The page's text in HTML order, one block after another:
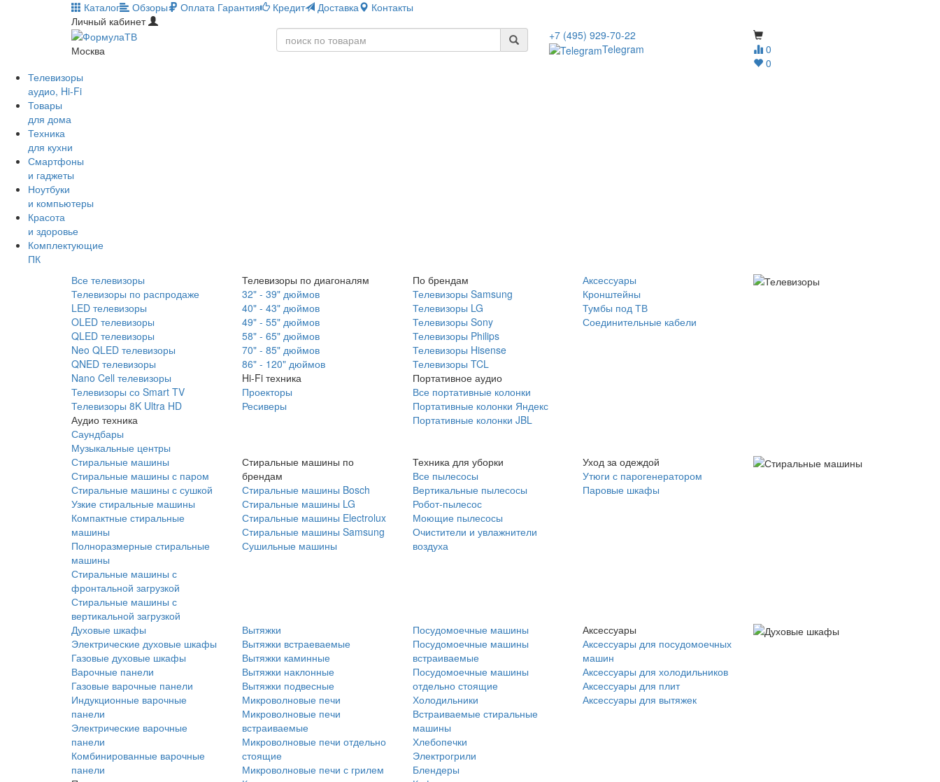
Каталог Обзоры Оплата Гарантия Кредит Доставка
Контакты
Личный кабинет
Москва
0
0
+7 (495) 929-70-22
Telegram
Телевизоры
аудио, Hi-Fi
Товары
для дома
Техника
для кухни
Смартфоны
и гаджеты
Ноутбуки
и компьютеры
Красота
и здоровье
Комплектующие
ПК
Все телевизоры
Телевизоры по распродаже
LED телевизоры
OLED телевизоры
QLED телевизоры
Neo QLED телевизоры
QNED телевизоры
Nano Cell телевизоры
Телевизоры со Smart TV
Телевизоры 8K Ultra HD
Аудио техника
Саундбары
Музыкальные центры
Телевизоры по диагоналям
32" - 39" дюймов
40" - 43" дюймов
49" - 55" дюймов
58" - 65" дюймов
70" - 85" дюймов
86" - 120" дюймов
Hi-Fi техника
Проекторы
Ресиверы
По брендам
Телевизоры Samsung
Телевизоры LG
Телевизоры Sony
Телевизоры Philips
Телевизоры Hisense
Телевизоры TCL
Портативное аудио
Все портативные колонки
Портативные колонки Яндекс
Портативные колонки JBL
Аксессуары
Кронштейны
Тумбы под ТВ
Соединительные кабели
Стиральные машины
Стиральные машины с паром
Стиральные машины с сушкой
Узкие стиральные машины
Компактные стиральные
машины
Полноразмерные стиральные
машины
Стиральные машины с
фронтальной загрузкой
Стиральные машины с
вертикальной загрузкой
Стиральные машины по
брендам
Стиральные машины Bosch
Стиральные машины LG
Стиральные машины Electrolux
Стиральные машины Samsung
Сушильные машины
Техника для уборки
Все пылесосы
Вертикальные пылесосы
Робот-пылесос
Моющие пылесосы
Очистители и увлажнители
воздуха
Уход за одеждой
Утюги с парогенератором
Паровые шкафы
Духовые шкафы
Электрические духовые шкафы
Газовые духовые шкафы
Варочные панели
Газовые варочные панели
Индукционные варочные
панели
Электрические варочные
панели
Комбинированные варочные
панели
Вытяжки
Вытяжки встраеваемые
Вытяжки каминные
Вытяжки наклонные
Вытяжки подвесные
Микроволновые печи
Микроволновые печи
встраиваемые
Микроволновые печи отдельно
стоящие
Микроволновые печи с грилем
Посудомоечные машины
Посудомоечные машины
встраиваемые
Посудомоечные машины
отдельно стоящие
Холодильники
Встраиваемые стиральные
машины
Хлебопечки
Электрогрили
Блендеры
Аксессуары
Аксессуары для посудомоечных
машин
Аксессуары для холодильников
Аксессуары для плит
Аксессуары для вытяжек